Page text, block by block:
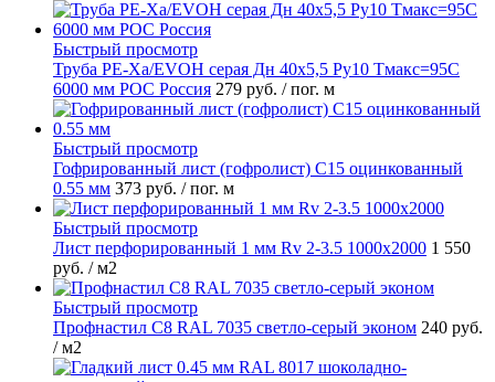
Быстрый просмотр
Труба PE-Xa/EVOH серая Дн 40х5,5 Ру10 Тмакс=95C
6000 мм РОС Россия 279 руб. / пог. м
Быстрый просмотр
Гофрированный лист (гофролист) С15 оцинкованный
0.55 мм 373 руб. / пог. м
Быстрый просмотр
Лист перфорированный 1 мм Rv 2-3.5 1000х2000 1 550
руб. / м2
Быстрый просмотр
Профнастил С8 RAL 7035 светло-серый эконом 240 руб.
/ м2